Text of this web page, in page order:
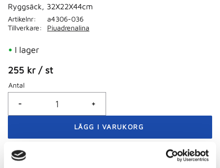
Ryggsäck, 32X22X44cm
255 kr / st
Antal
+
-
I lager
Artikelnr
a4306-036
Tillverkare
Piuadrenalina